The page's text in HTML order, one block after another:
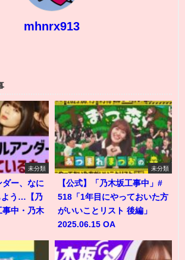
mhnrx913
未分類
ー、なに
よう…【乃
事中・乃木
未分類
【公式】「乃木坂工事中」#
518「1年目にやっておいた方
がいいことリスト 後編」
2025.06.15 OA